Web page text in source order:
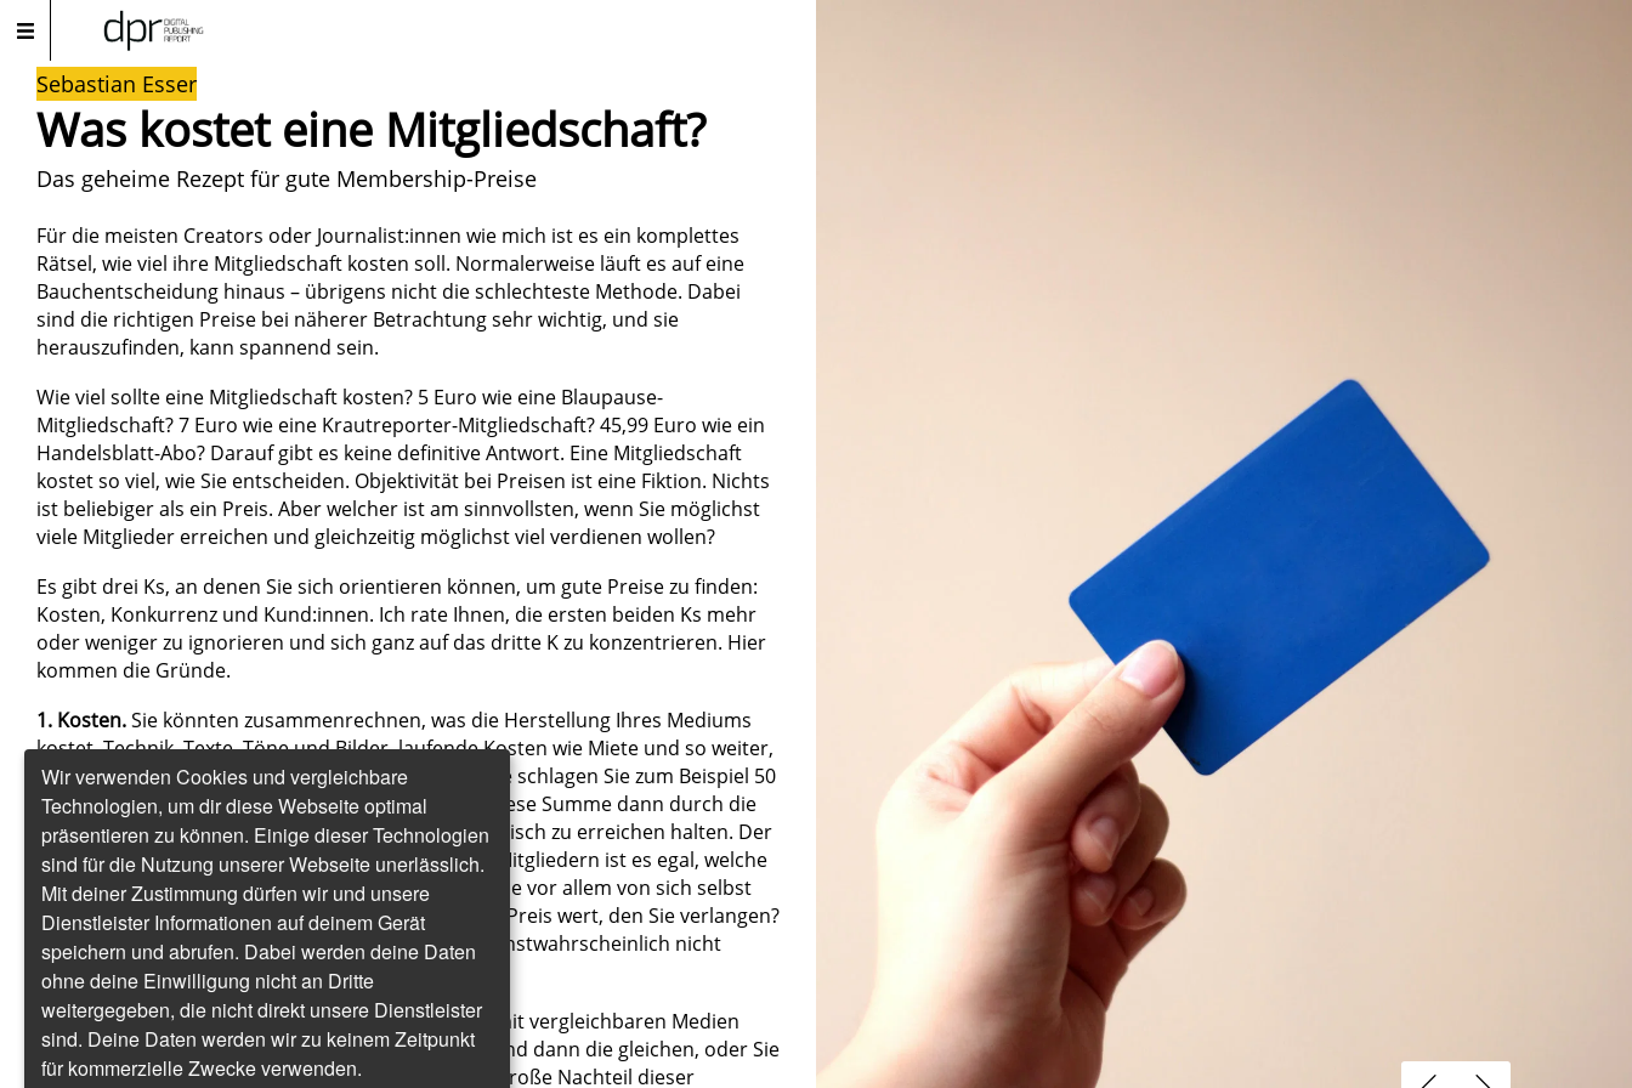
Sebastian Esser
Was kostet eine Mitgliedschaft?
Das geheime Rezept für gute Membership-Preise
Für die meisten Creators oder Journalist:innen wie mich ist es ein komplettes
Rätsel, wie viel ihre Mitgliedschaft kosten soll. Normalerweise läuft es auf eine
Bauchentscheidung hinaus – übrigens nicht die schlechteste Methode. Dabei
sind die richtigen Preise bei näherer Betrachtung sehr wichtig, und sie
herauszufinden, kann spannend sein.
Wie viel sollte eine Mitgliedschaft kosten? 5 Euro wie eine Blaupause-
Mitgliedschaft? 7 Euro wie eine Krautreporter-Mitgliedschaft? 45,99 Euro wie ein
Handelsblatt-Abo? Darauf gibt es keine definitive Antwort. Eine Mitgliedschaft
kostet so viel, wie Sie entscheiden. Objektivität bei Preisen ist eine Fiktion. Nichts
ist beliebiger als ein Preis. Aber welcher ist am sinnvollsten, wenn Sie möglichst
viele Mitglieder erreichen und gleichzeitig möglichst viel verdienen wollen?
Es gibt drei Ks, an denen Sie sich orientieren können, um gute Preise zu finden:
Kosten, Konkurrenz und Kund:innen. Ich rate Ihnen, die ersten beiden Ks mehr
oder weniger zu ignorieren und sich ganz auf das dritte K zu konzentrieren. Hier
kommen die Gründe.
1. Kosten.Sie könnten zusammenrechnen, was die Herstellung Ihres Mediums
kostet. Technik, Texte, Töne und Bilder, laufende Kosten wie Miete und so weiter,
Ihr eigenes Einkommen, Anzeigen. Auf diese Summe schlagen Sie zum Beispiel 50
Prozent drauf, um Gewinn zu machen, und teilen diese Summe dann durch die
Zahl Ihrer Mitglieder oder die Zahl, die Sie für realistisch zu erreichen halten. Der
große Nachteil dieser Methode: Ihren zukünftigen Mitgliedern ist es egal, welche
Kosten Sie haben. Ihre Kaufentscheidung machen sie vor allem von sich selbst
abhängig. Ist der Nutzen, den Sie ihnen bieten, den Preis wert, den Sie verlangen?
Ihr Preis und ihre Zahlungsbereitschaft passen höchstwahrscheinlich nicht
zusammen.
2. Konkurrenz.Sie könnten imitieren, was andere, mit vergleichbaren Medien
oder Medienmacher:innen verlangen. Ihre Preise sind dann die gleichen, oder Sie
sind sogar billiger, um einen Vorteil zu haben. Der große Nachteil dieser
Wir verwenden Cookies und vergleichbare
Technologien, um dir diese Webseite optimal
präsentieren zu können. Einige dieser Technologien
sind für die Nutzung unserer Webseite unerlässlich.
Mit deiner Zustimmung dürfen wir und unsere
Dienstleister Informationen auf deinem Gerät
speichern und abrufen. Dabei werden deine Daten
ohne deine Einwilligung nicht an Dritte
weitergegeben, die nicht direkt unsere Dienstleister
sind. Deine Daten werden wir zu keinem Zeitpunkt
für kommerzielle Zwecke verwenden.